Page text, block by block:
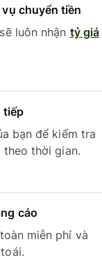
chuyển tiền
luôn nhận tỷ giá
tiếp
bạn để kiểm tra
thời gian.
cáo
miễn phí và